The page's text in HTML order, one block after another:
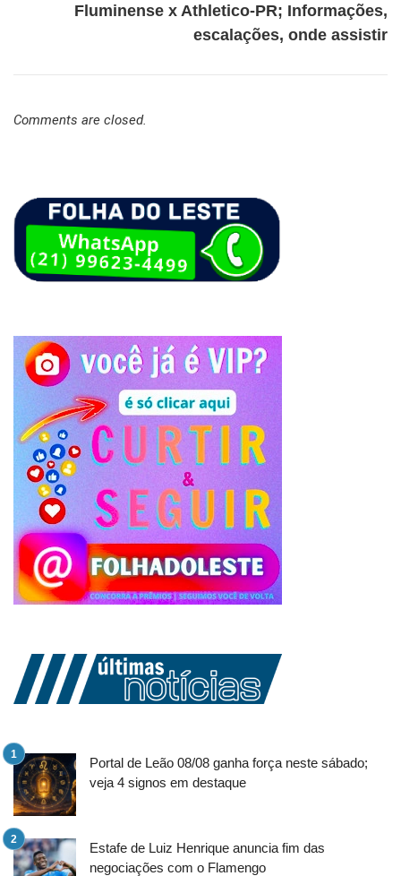
Fluminense x Athletico-PR; Informações,
escalações, onde assistir
Comments are closed.
Portal de Leão 08/08 ganha força neste sábado;
veja 4 signos em destaque
Estafe de Luiz Henrique anuncia fim das
negociações com o Flamengo